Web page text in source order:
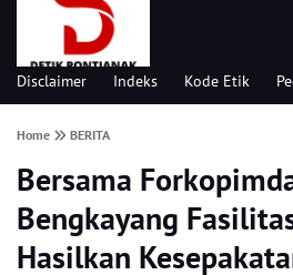
Disclaimer Indeks Kode Etik
Home BERITA
Bersama
Bengkayang
Hasilkan